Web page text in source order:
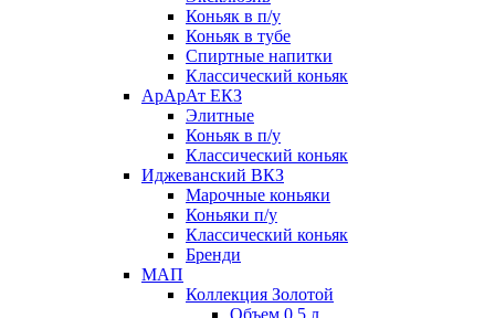
Коньяк в п/у
Коньяк в тубе
Спиртные напитки
Классический коньяк
АрАрАт ЕКЗ
Элитные
Коньяк в п/у
Классический коньяк
Иджеванский ВКЗ
Марочные коньяки
Коньяки п/у
Классический коньяк
Бренди
МАП
Коллекция Золотой
Объем 0,5 л